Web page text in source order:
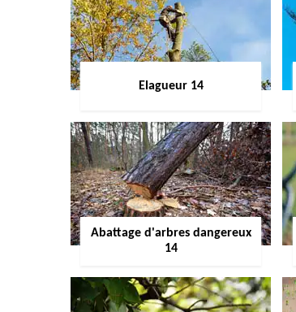
Elagueur 14
Abattage d'arbres dangereux
14